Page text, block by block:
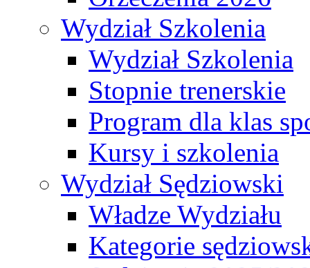
Wydział Szkolenia
Wydział Szkolenia
Stopnie trenerskie
Program dla klas
Kursy i szkolenia
Wydział Sędziowski
Władze Wydziału
Kategorie